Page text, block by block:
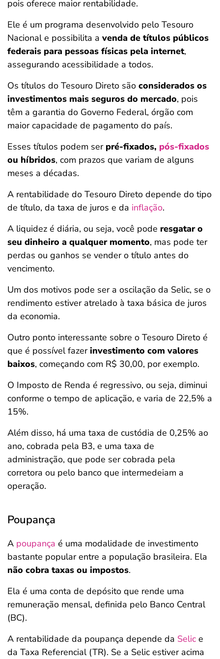
pois oferece maior rentabilidade.
Ele é um programa desenvolvido pelo Tesouro
Nacional e possibilita a venda de títulos públicos
federais para pessoas físicas pela internet,
assegurando acessibilidade a todos.
Os títulos do Tesouro Direto são considerados os
investimentos mais seguros do mercado, pois
têm a garantia do Governo Federal, órgão com
maior capacidade de pagamento do país.
Esses títulos podem ser pré-fixados, pós-fixados
ou híbridos, com prazos que variam de alguns
meses a décadas.
A rentabilidade do Tesouro Direto depende do tipo
de título, da taxa de juros e da inflação.
A liquidez é diária, ou seja, você pode resgatar o
seu dinheiro a qualquer momento, mas pode ter
perdas ou ganhos se vender o título antes do
vencimento.
Um dos motivos pode ser a oscilação da Selic, se o
rendimento estiver atrelado à taxa básica de juros
da economia.
Outro ponto interessante sobre o Tesouro Direto é
que é possível fazer investimento com valores
baixos, começando com R$ 30,00, por exemplo.
O Imposto de Renda é regressivo, ou seja, diminui
conforme o tempo de aplicação, e varia de 22,5% a
15%.
Além disso, há uma taxa de custódia de 0,25% ao
ano, cobrada pela B3, e uma taxa de
administração, que pode ser cobrada pela
corretora ou pelo banco que intermedeiam a
operação.
Poupança
A poupança é uma modalidade de investimento
bastante popular entre a população brasileira. Ela
não cobra taxas ou impostos.
Ela é uma conta de depósito que rende uma
remuneração mensal, definida pelo Banco Central
(BC).
A rentabilidade da poupança depende da Selic e
da Taxa Referencial (TR). Se a Selic estiver acima